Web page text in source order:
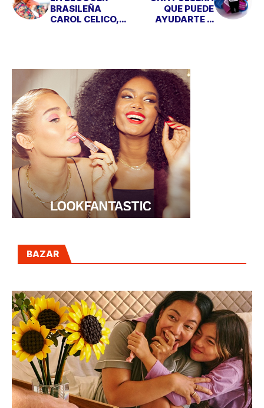
BAZAR
CON LEGO, LAS FLORES DEL DÍA DE LA
MADRE DURAN TODA LA VIDA
14 ABRIL, 2026